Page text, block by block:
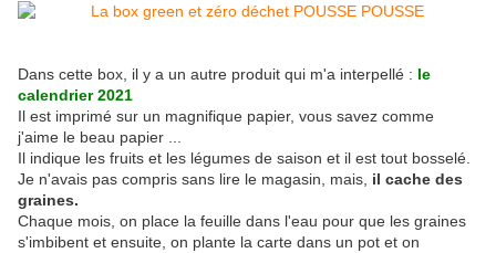
Dans cette box, il y a un autre produit qui m'a interpellé : le
calendrier 2021
Il est imprimé sur un magnifique papier, vous savez comme
j'aime le beau papier ...
Il indique les fruits et les légumes de saison et il est tout bosselé.
Je n'avais pas compris sans lire le magasin, mais, il cache des
graines.
Chaque mois, on place la feuille dans l'eau pour que les graines
s'imbibent et ensuite, on plante la carte dans un pot et on